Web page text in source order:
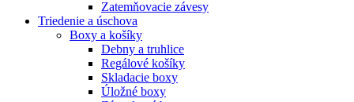
Zatemňovacie závesy
Triedenie a úschova
Boxy a košíky
Debny a truhlice
Regálové košíky
Skladacie boxy
Úložné boxy